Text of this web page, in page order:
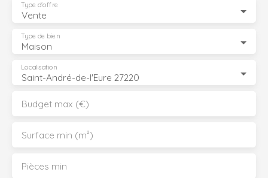
Vente
Type d'offre
Maison
Type de bien
Saint-André-de-l'Eure 27220
Localisation
Budget max (€)
Surface min (m²)
Pièces min